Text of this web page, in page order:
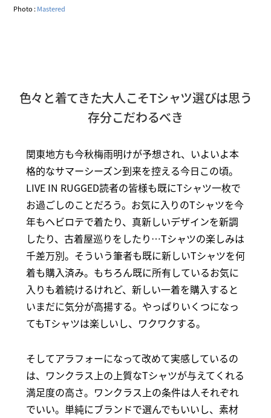
Photo :Mastered
色々と着てきた大人こそTシャツ選びは思う
存分こだわるべき
関東地方も今秋梅雨明けが予想され、いよいよ本
格的なサマーシーズン到来を控える今日この頃。
LIVE IN RUGGED読者の皆様も既にTシャツ一枚で
お過ごしのことだろう。お気に入りのTシャツを今
年もヘビロテで着たり、真新しいデザインを新調
したり、古着屋巡りをしたり…Tシャツの楽しみは
千差万別。そういう筆者も既に新しいTシャツを何
着も購入済み。もちろん既に所有しているお気に
入りも着続けるけれど、新しい一着を購入すると
いまだに気分が高揚する。やっぱりいくつになっ
てもTシャツは楽しいし、ワクワクする。
そしてアラフォーになって改めて実感しているの
は、ワンクラス上の上質なTシャツが与えてくれる
満足度の高さ。ワンクラス上の条件は人それぞれ
でいい。単純にブランドで選んでもいいし、素材